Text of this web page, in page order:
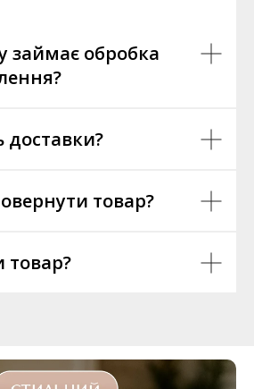
займає обробка
доставки?
товар?
товар?